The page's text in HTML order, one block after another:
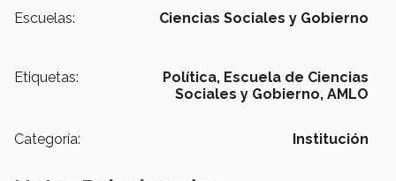
Escuelas: Ciencias Sociales y Gobierno
Etiquetas: Política, Escuela de Ciencias
Sociales y Gobierno, AMLO
Categoría: Institución